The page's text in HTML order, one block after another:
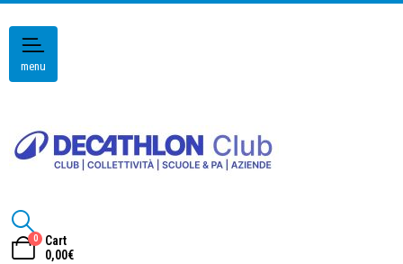
menu
0
Cart
0,00€